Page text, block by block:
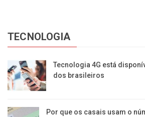
TECNOLOGIA
Tecnologia 4G está
dos brasileiros
Por que os casais usam o